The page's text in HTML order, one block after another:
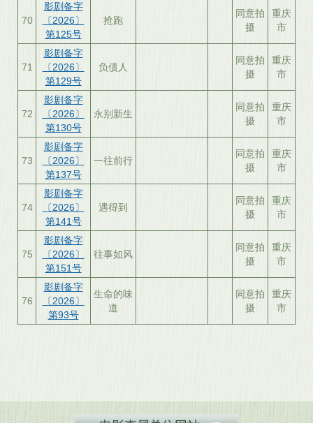
70
影剧备字
〔2026〕
第125号
抢跑
同意拍
摄
重庆
市
71
影剧备字
〔2026〕
第129号
负债人
同意拍
摄
重庆
市
72
影剧备字
〔2026〕
第130号
永别新生
同意拍
摄
重庆
市
73
影剧备字
〔2026〕
第137号
一往前行
同意拍
摄
重庆
市
74
影剧备字
〔2026〕
第141号
遇得到
同意拍
摄
重庆
市
75
影剧备字
〔2026〕
第151号
往事如风
同意拍
摄
重庆
市
76
影剧备字
〔2026〕
第93号
生命的味
道
同意拍
摄
重庆
市